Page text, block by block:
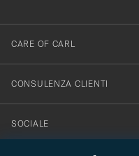
CARE OF CARL
CONSULENZA CLIENTI
SOCIALE